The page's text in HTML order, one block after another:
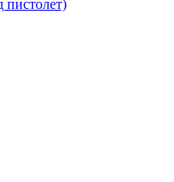
пистолет)